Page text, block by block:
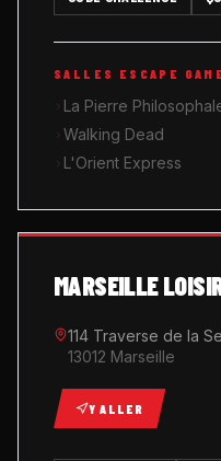
MUSIK ROOM KARAOKÉ
QUIZ GAME
SALLES ESCAPE GAME
La Pierre
Walking Dead
L'Orient Express
MARSEILLE
114 Traverse de la
13012 Marseille
Y ALLER